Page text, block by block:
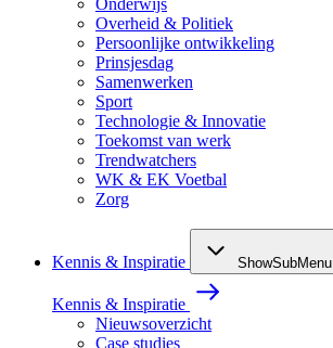
Onderwijs
Overheid & Politiek
Persoonlijke ontwikkeling
Prinsjesdag
Samenwerken
Sport
Technologie & Innovatie
Toekomst van werk
Trendwatchers
WK & EK Voetbal
Zorg
Kennis & Inspiratie ShowSubMenu
Kennis & Inspiratie
Nieuwsoverzicht
Case studies